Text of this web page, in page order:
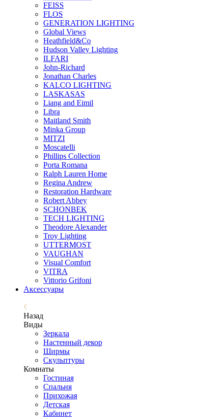
FEISS
FLOS
GENERATION LIGHTING
Global Views
Heathfield&Co
Hudson Valley Lighting
ILFARI
John-Richard
Jonathan Charles
KALCO LIGHTING
LASKASAS
Liang and Eimil
Libra
Maitland Smith
Minka Group
MITZI
Moscatelli
Phillips Collection
Porta Romana
Ralph Lauren Home
Regina Andrew
Restoration Hardware
Robert Abbey
SCHONBEK
TECH LIGHTING
Theodore Alexander
Troy Lighting
UTTERMOST
VAUGHAN
Visual Comfort
VITRA
Vittorio Grifoni
Аксессуары
Назад
Виды
Зеркала
Настенный декор
Ширмы
Скульптуры
Комнаты
Гостиная
Спальня
Прихожая
Детская
Кабинет